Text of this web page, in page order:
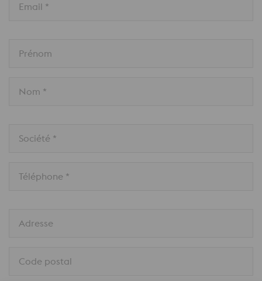
Email *
Prénom
Nom *
Société *
Téléphone *
Adresse
Code postal